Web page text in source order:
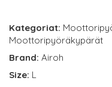
Kategoriat:
Moottoripyöräkypärät
Brand: Airoh
Size: L